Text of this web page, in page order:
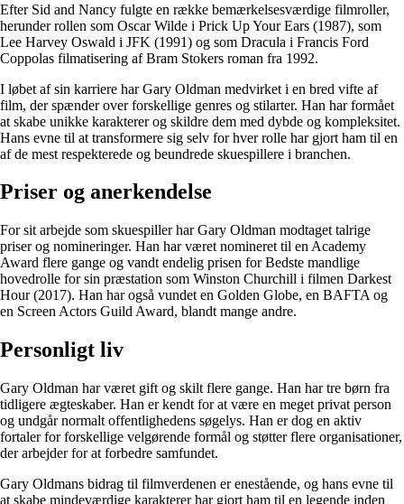
Efter Sid and Nancy fulgte en række bemærkelsesværdige filmroller,
herunder rollen som Oscar Wilde i Prick Up Your Ears (1987), som
Lee Harvey Oswald i JFK (1991) og som Dracula i Francis Ford
Coppolas filmatisering af Bram Stokers roman fra 1992.
I løbet af sin karriere har Gary Oldman medvirket i en bred vifte af
film, der spænder over forskellige genres og stilarter. Han har formået
at skabe unikke karakterer og skildre dem med dybde og kompleksitet.
Hans evne til at transformere sig selv for hver rolle har gjort ham til en
af ​​de mest respekterede og beundrede skuespillere i branchen.
Priser og anerkendelse
For sit arbejde som skuespiller har Gary Oldman modtaget talrige
priser og nomineringer. Han har været nomineret til en Academy
Award flere gange og vandt endelig prisen for Bedste mandlige
hovedrolle for sin præstation som Winston Churchill i filmen Darkest
Hour (2017). Han har også vundet en Golden Globe, en BAFTA og
en Screen Actors Guild Award, blandt mange andre.
Personligt liv
Gary Oldman har været gift og skilt flere gange. Han har tre børn fra
tidligere ægteskaber. Han er kendt for at være en meget privat person
og undgår normalt offentlighedens søgelys. Han er dog en aktiv
fortaler for forskellige velgørende formål og støtter flere organisationer,
der arbejder for at forbedre samfundet.
Gary Oldmans bidrag til filmverdenen er enestående, og hans evne til
at skabe mindeværdige karakterer har gjort ham til en legende inden